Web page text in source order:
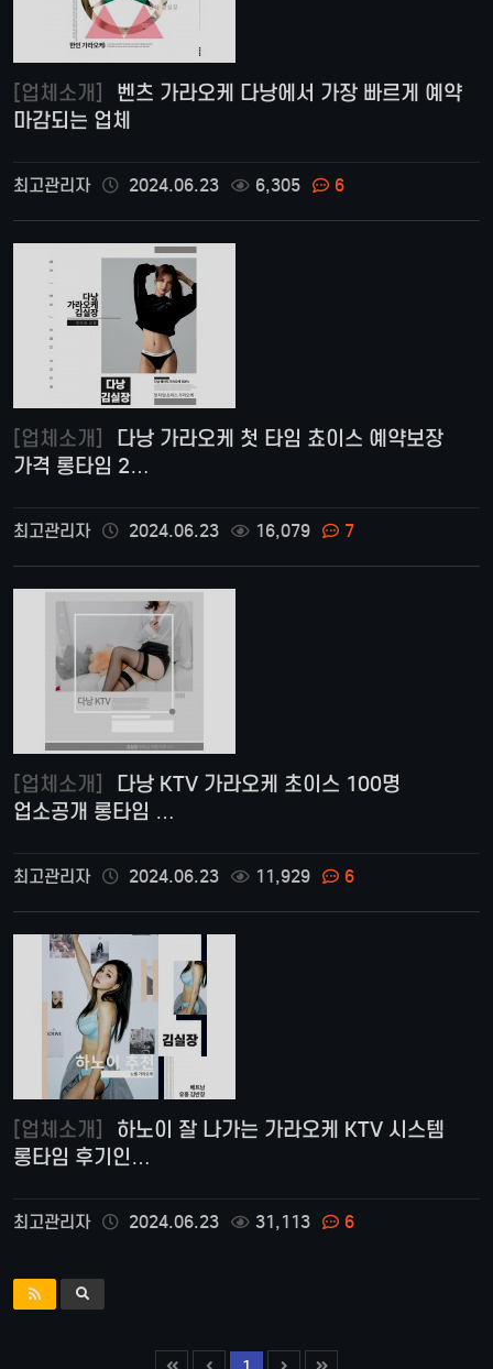
[업체소개]
마감되는 업체
최고관리자 2024.06.23 6,305 6
[업체소개]
가격 롱타임 2…
최고관리자 2024.06.23 16,079 7
[업체소개]
업소공개 롱타임 …
최고관리자 2024.06.23 11,929 6
[업체소개]
롱타임 후기인…
최고관리자 2024.06.23 31,113 6